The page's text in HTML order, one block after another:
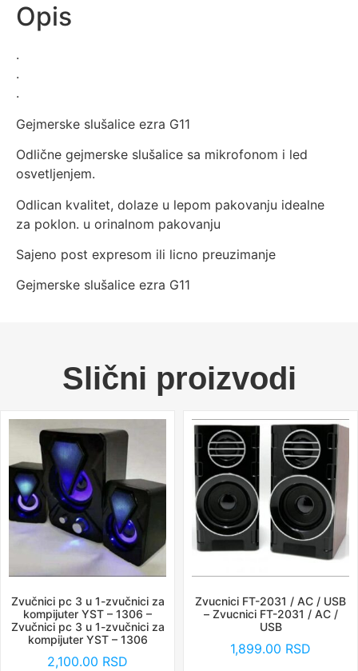
Opis
.
.
.
Gejmerske slušalice ezra G11
Odlične gejmerske slušalice sa mikrofonom i led
osvetljenjem.
Odlican kvalitet, dolaze u lepom pakovanju idealne
za poklon. u orinalnom pakovanju
Sajeno post expresom ili licno preuzimanje
Gejmerske slušalice ezra G11
Slični proizvodi
Zvučnici pc 3 u 1-zvučnici za
kompijuter YST – 1306 –
Zvučnici pc 3 u 1-zvučnici za
kompijuter YST – 1306
2,100.00 RSD
Zvucnici FT-2031 / AC / USB
– Zvucnici FT-2031 / AC /
USB
1,899.00 RSD